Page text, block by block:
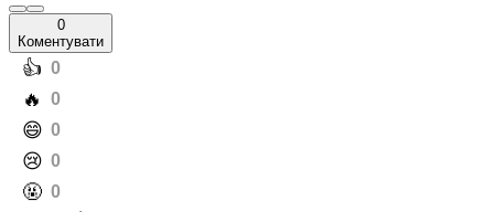
0
Коментувати
️👍 0
️🔥 0
️😄 0
️😢 0
️🤬 0